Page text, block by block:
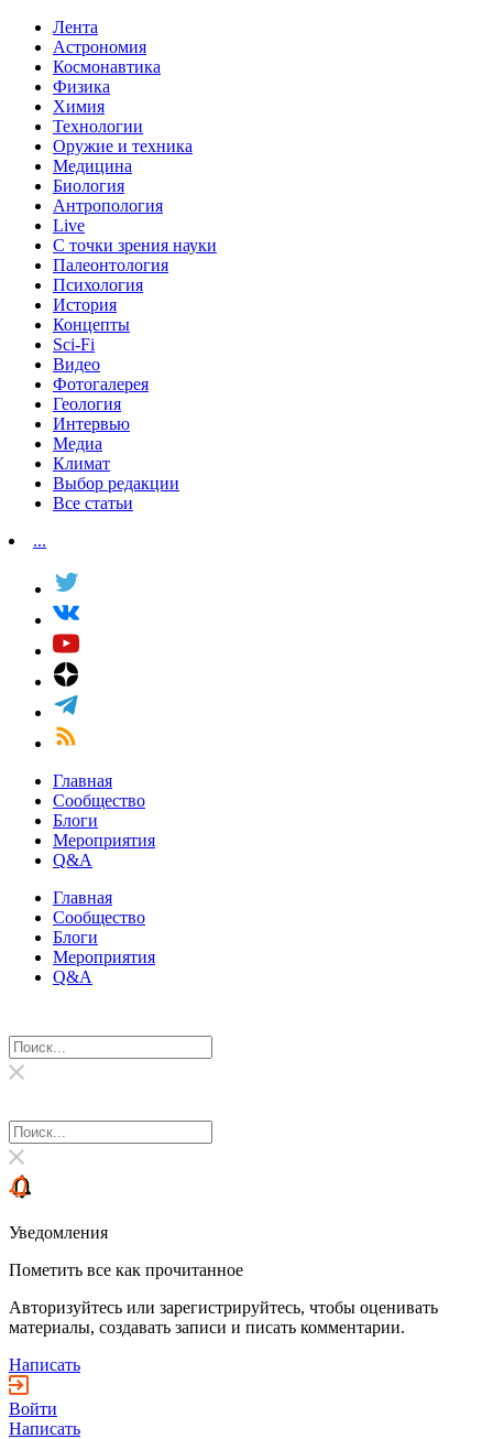
Лента
Астрономия
Космонавтика
Физика
Химия
Технологии
Оружие и техника
Медицина
Биология
Антропология
Live
С точки зрения науки
Палеонтология
Психология
История
Концепты
Sci-Fi
Видео
Фотогалерея
Геология
Интервью
Медиа
Климат
Выбор редакции
Все статьи
...
Главная
Сообщество
Блоги
Мероприятия
Q&A
Главная
Сообщество
Блоги
Мероприятия
Q&A
Уведомления
Пометить все как прочитанное
Авторизуйтесь или зарегистрируйтесь, чтобы оценивать
материалы, создавать записи и писать комментарии.
Написать
Войти
Написать